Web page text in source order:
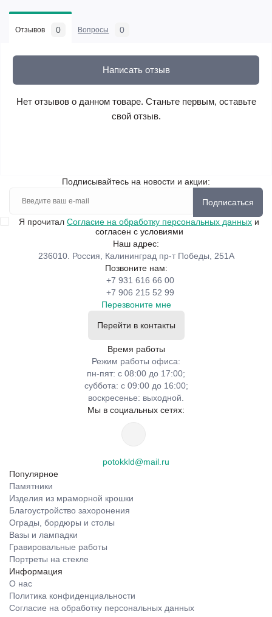
Отзывов 0 Вопросы 0
Написать отзыв
Нет отзывов о данном товаре. Станьте первым, оставьте
свой отзыв.
Подписывайтесь на новости и акции:
Подписаться
Я прочитал Согласие на обработку персональных данных и
согласен с условиями
Наш адрес:
236010. Россия, Калининград пр-т Победы, 251А
Позвоните нам:
+7 931 616 66 00
+7 906 215 52 99
Перезвоните мне
Перейти в контакты
Время работы
Режим работы офиса:
пн-пят: с 08:00 до 17:00;
суббота: с 09:00 до 16:00;
воскресенье: выходной.
Мы в социальных сетях:
potokkld@mail.ru
Популярное
Памятники
Изделия из мраморной крошки
Благоустройство захоронения
Ограды, бордюры и столы
Вазы и лампадки
Гравировальные работы
Портреты на стекле
Информация
О нас
Политика конфиденциальности
Согласие на обработку персональных данных